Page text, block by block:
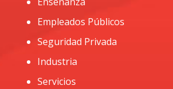
Empleados Públicos
Seguridad Privada
Industria
Servicios